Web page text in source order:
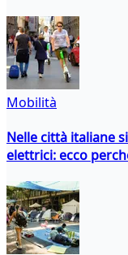
Mobilità
Nelle città italiane
elettrici: ecco